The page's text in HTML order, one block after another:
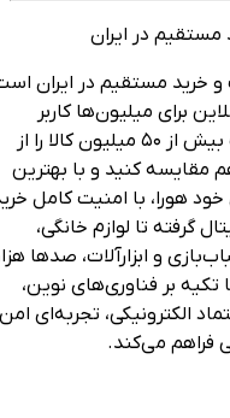
در ایران
مستقیم در ایران است
میلیون‌ها کاربر
طراحی شده. در هورا می‌توانید قیمت بیش از ۵۰ میلیون کالا را از
کنید و با بهترین
با امنیت کامل خرید
تا لوازم خانگی،
و ابزارآلات، صدها هزار
بر فناوری‌های نوین،
تجربه‌ای امن،
می‌کند.